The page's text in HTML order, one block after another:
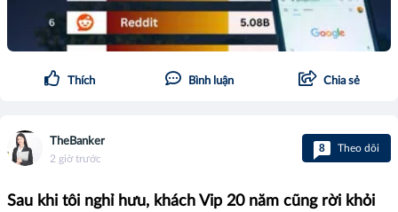
Thích Bình luận Chia sẻ
TheBanker
2 giờ trước
8 Theo dõi
Sau khi tôi nghỉ hưu, khách Vip 20 năm cũng rời khỏi